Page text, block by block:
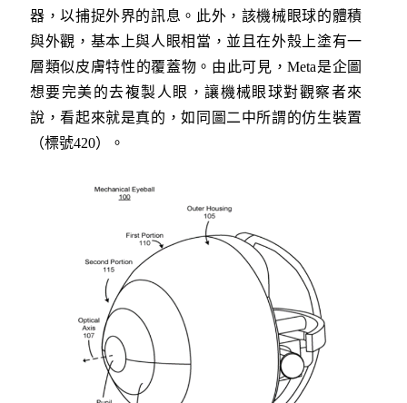
器，以捕捉外界的訊息。此外，該機械眼球的體積
與外觀，基本上與人眼相當，並且在外殼上塗有一
層類似皮膚特性的覆蓋物。由此可見，Meta是企圖
想要完美的去複製人眼，讓機械眼球對觀察者來
說，看起來就是真的，如同圖二中所謂的仿生裝置
（標號420）。